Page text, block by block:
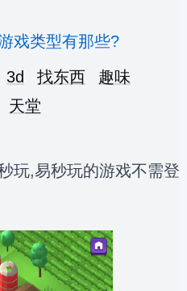
戏类型有那些?
3d 找东西
趣味
天堂
玩,易秒玩的游戏不需登